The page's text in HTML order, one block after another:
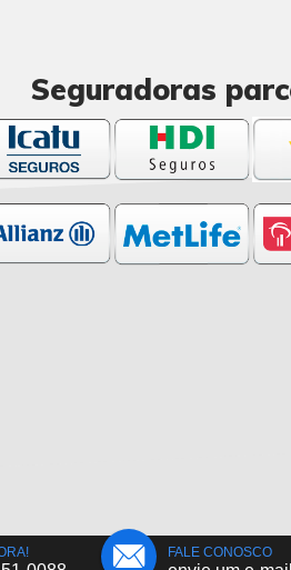
Seguradoras
FALE CONOSCO